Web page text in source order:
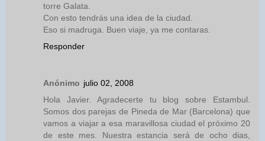
torre Galata.
Con esto tendrás una idea de la ciudad.
Eso si madruga. Buen viaje, ya me contaras.
Responder
Anónimo julio 02, 2008
Hola Javier. Agradecerte tu blog sobre Estambul.
Somos dos parejas de Pineda de Mar (Barcelona) que
vamos a viajar a esa maravillosa ciudad el próximo 20
de este mes. Nuestra estancia será de ocho dias,